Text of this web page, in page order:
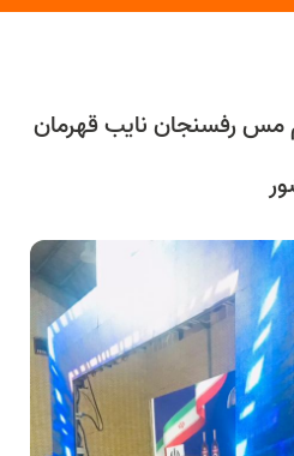
مس رفسنجان نایب قهرمان